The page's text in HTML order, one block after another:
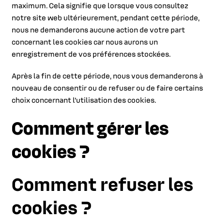
maximum. Cela signifie que lorsque vous consultez
notre site web ultérieurement, pendant cette période,
nous ne demanderons aucune action de votre part
concernant les cookies car nous aurons un
enregistrement de vos préférences stockées.
Après la fin de cette période, nous vous demanderons à
nouveau de consentir ou de refuser ou de faire certains
choix concernant l'utilisation des cookies.
Comment gérer les
cookies ?
Comment refuser les
cookies ?